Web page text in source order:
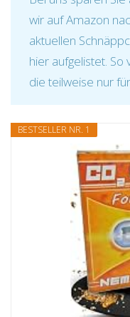
wir auf Amazon
aktuellen
hier aufgelistet.
die teilweise nur
BESTSELLER NR. 1